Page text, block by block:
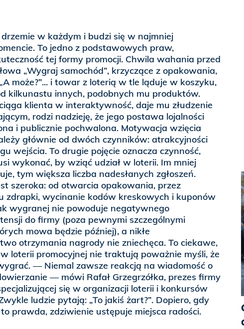
w każdym i budzi się w najmniej
To jedno z podstawowych praw,
tej formy promocji. Chwila wahania przed
„Wygraj samochód”, krzyczące z opakowania,
może?”... i towar z loterią w tle ląduje w koszyku,
kilkunastu innych, podobnych mu produktów.
klienta w interaktywność, daje mu złudzenie
rodzi nadzieję, że jego postawa lojalności
i publicznie pochwalona. Motywacja wzięcia
głównie od dwóch czynników: atrakcyjności
wejścia. To drugie pojęcie oznacza czynność,
wykonać, by wziąć udział w loterii. Im mniej
tym większa liczba nadesłanych zgłoszeń.
szeroka: od otwarcia opakowania, przez
zdrapki, wycinanie kodów kreskowych i kuponów
wygranej nie powoduje negatywnego
do firmy (poza pewnymi szczególnymi
mowa będzie później), a nikłe
otrzymania nagrody nie zniechęca. To ciekawe,
loterii promocyjnej nie traktują poważnie myśli, że
— Niemal zawsze reakcją na wiadomość o
— mówi Rafał Grzegrzółka, prezes firmy
się w organizacji loterii i konkursów
ludzie pytają: „To jakiś żart?”. Dopiero, gdy
prawda, zdziwienie ustępuje miejsca radości.